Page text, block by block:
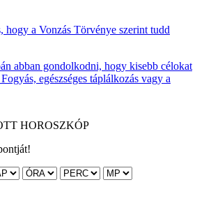
hogy a Vonzás Törvénye szerint tudd
abban gondolkodni, hogy kisebb célokat
egészséges táplálkozás vagy a
HOROSZKÓP